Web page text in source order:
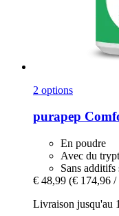
2 options
purapep
En poudre
Avec du
Sans additifs
€ 48,99 (€ 174,96 /
Livraison jusqu'au